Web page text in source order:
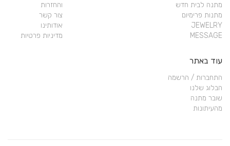
מתנה לבית חדש
מתנות פרימיום
JEWELRY
MESSAGE
והחזרות
צור קשר
אודותינו
מדיניות פרטיות
עוד באתר
התחברות / הרשמה
הבלוג שלנו
שובר מתנה
מהעיתונות